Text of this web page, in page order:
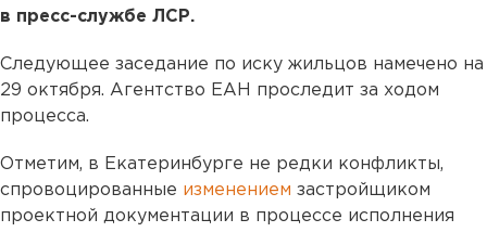
в пресс-службе ЛСР.
Следующее заседание по иску жильцов намечено на
29 октября. Агентство ЕАН проследит за ходом
процесса.
Отметим, в Екатеринбурге не редки конфликты,
спровоцированные изменением застройщиком
проектной документации в процессе исполнения